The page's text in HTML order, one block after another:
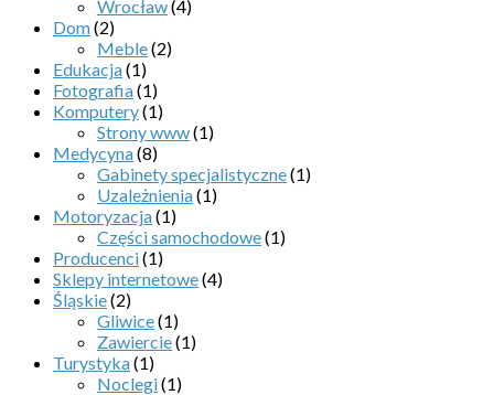
Wrocław(4)
Dom(2)
Meble(2)
Edukacja(1)
Fotografia(1)
Komputery(1)
Strony www(1)
Medycyna(8)
Gabinety specjalistyczne(1)
Uzależnienia(1)
Motoryzacja(1)
Części samochodowe(1)
Producenci(1)
Sklepy internetowe(4)
Śląskie(2)
Gliwice(1)
Zawiercie(1)
Turystyka(1)
Noclegi(1)